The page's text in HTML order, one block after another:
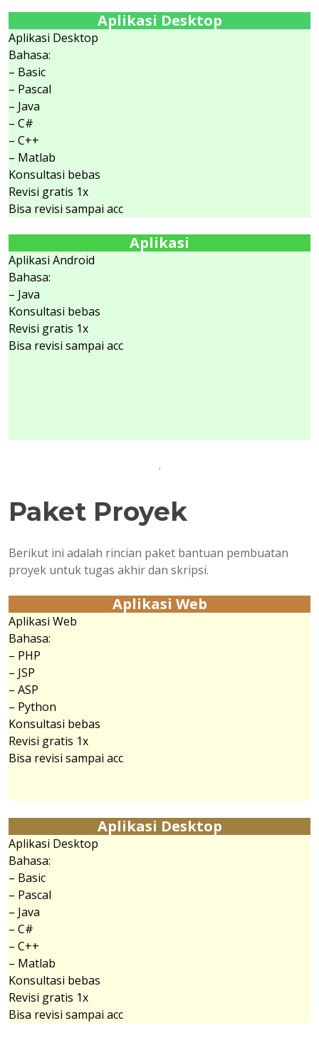
Aplikasi Desktop
Aplikasi Desktop
Bahasa:
– Basic
– Pascal
– Java
– C#
– C++
– Matlab
Konsultasi bebas
Revisi gratis 1x
Bisa revisi sampai acc
Aplikasi
Aplikasi Android
Bahasa:
– Java
Konsultasi bebas
Revisi gratis 1x
Bisa revisi sampai acc
.
Paket Proyek
Berikut ini adalah rincian paket bantuan pembuatan
proyek untuk tugas akhir dan skripsi.
Aplikasi Web
Aplikasi Web
Bahasa:
– PHP
– JSP
– ASP
– Python
Konsultasi bebas
Revisi gratis 1x
Bisa revisi sampai acc
Aplikasi Desktop
Aplikasi Desktop
Bahasa:
– Basic
– Pascal
– Java
– C#
– C++
– Matlab
Konsultasi bebas
Revisi gratis 1x
Bisa revisi sampai acc